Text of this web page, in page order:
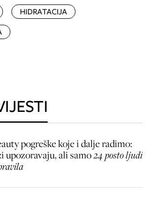
HIDRATACIJA
pogreške koje i dalje radimo:
upozoravaju, ali samo24 posto ljudi